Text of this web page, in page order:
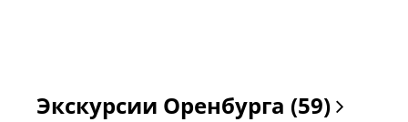
Экскурсии Оренбурга (59)